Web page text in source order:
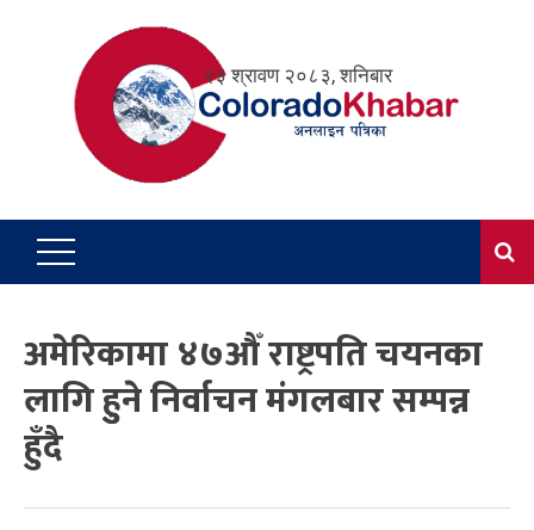
२३ श्रावण २०८३, शनिबार
अमेरिकामा ४७औँ राष्ट्रपति चयनका
लागि हुुने निर्वाचन मंगलबार सम्पन्न
हुँदै